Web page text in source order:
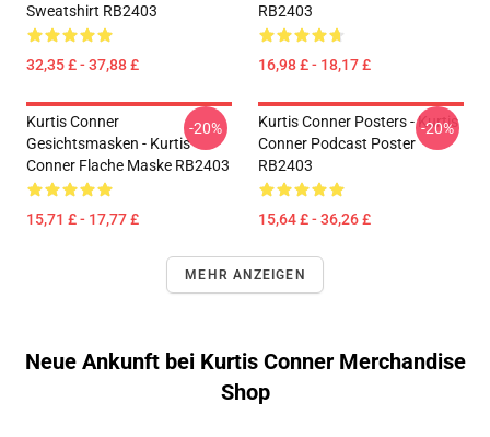
Sweatshirt RB2403
32,35 £ - 37,88 £
RB2403
16,98 £ - 18,17 £
Kurtis Conner
Gesichtsmasken - Kurtis
Conner Flache Maske RB2403
15,71 £ - 17,77 £
-20%
Kurtis Conner Posters - Kurtis
Conner Podcast Poster
RB2403
15,64 £ - 36,26 £
-20%
MEHR ANZEIGEN
Neue Ankunft bei Kurtis Conner Merchandise
Shop